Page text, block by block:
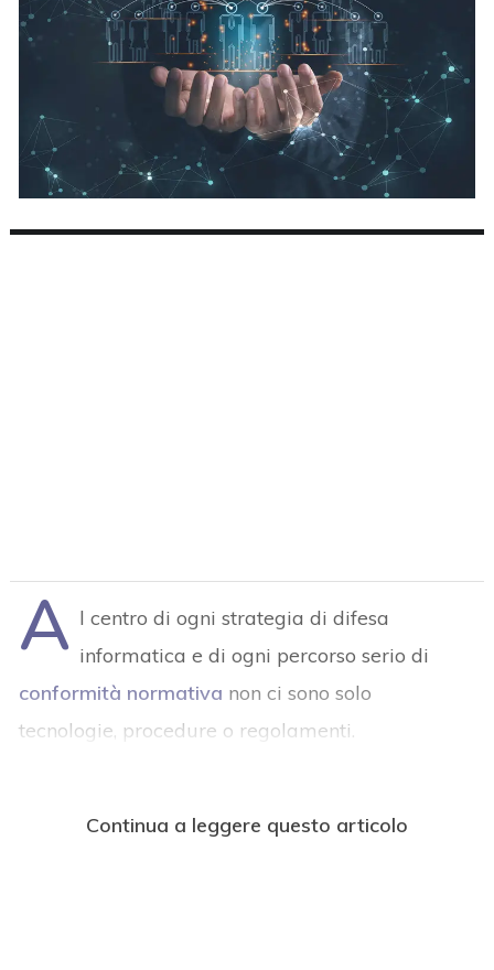
A l centro di ogni strategia di difesa
informatica e di ogni percorso serio di
conformità normativa non ci sono solo
tecnologie, procedure o regolamenti.
Continua a leggere questo articolo